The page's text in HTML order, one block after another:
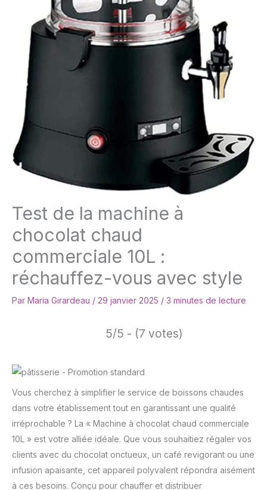
Test de la machine à
chocolat chaud
commerciale 10L :
réchauffez-vous avec style
Par Maria Girardeau / 29 janvier 2025 / 3 minutes de lecture
5/5 - (7 votes)
Vous cherchez à simplifier le service de boissons chaudes
dans votre établissement tout en garantissant une qualité
irréprochable ? La « Machine à chocolat chaud commerciale
10L » est votre alliée idéale. Que vous souhaitiez régaler vos
clients avec du chocolat onctueux, un café revigorant ou une
infusion apaisante, cet appareil polyvalent répondra aisément
à ces besoins. Conçu pour chauffer et distribuer